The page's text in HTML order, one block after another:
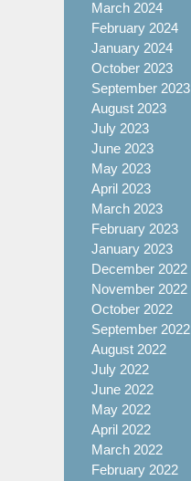
March 2024
February 2024
January 2024
October 2023
September 2023
August 2023
July 2023
June 2023
May 2023
April 2023
March 2023
February 2023
January 2023
December 2022
November 2022
October 2022
September 2022
August 2022
July 2022
June 2022
May 2022
April 2022
March 2022
February 2022